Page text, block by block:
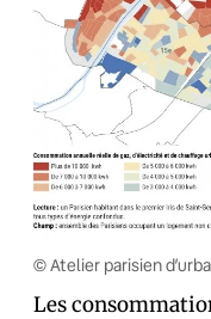
© Atelier parisien
Les